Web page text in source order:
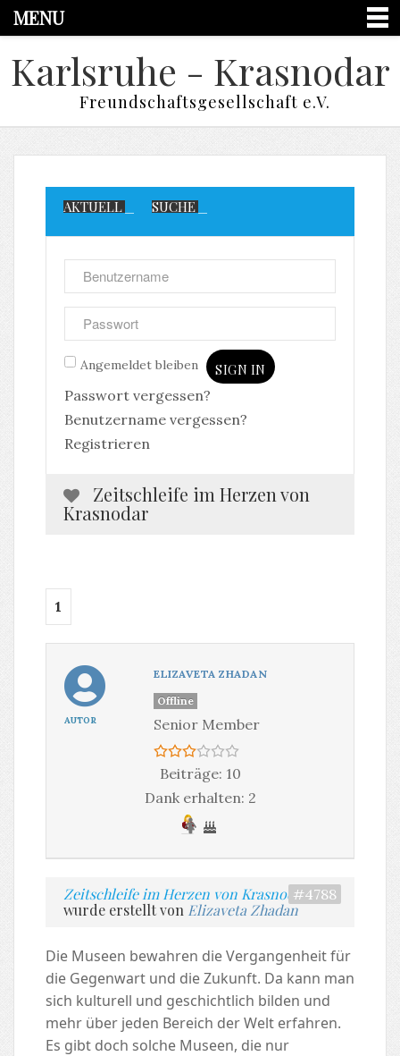
MENU
Karlsruhe - Krasnodar
Freundschaftsgesellschaft e.V.
AKTUELL SUCHE
Angemeldet bleiben SIGN IN
Passwort vergessen?
Benutzername vergessen?
Registrieren
Zeitschleife im Herzen von
Krasnodar
1
ELIZAVETA ZHADAN
AUTOR
Offline
Senior Member
Beiträge: 10
Dank erhalten: 2
Zeitschleife im Herzen von Krasnodar
wurde erstellt von Elizaveta Zhadan
Die Museen bewahren die Vergangenheit für
die Gegenwart und die Zukunft. Da kann man
sich kulturell und geschichtlich bilden und
mehr über jeden Bereich der Welt erfahren.
Es gibt doch solche Museen, die nur
#4788